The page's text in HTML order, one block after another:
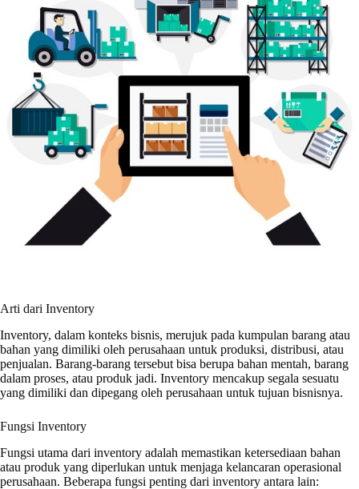
Arti dari Inventory
Inventory, dalam konteks bisnis, merujuk pada kumpulan barang atau
bahan yang dimiliki oleh perusahaan untuk produksi, distribusi, atau
penjualan. Barang-barang tersebut bisa berupa bahan mentah, barang
dalam proses, atau produk jadi. Inventory mencakup segala sesuatu
yang dimiliki dan dipegang oleh perusahaan untuk tujuan bisnisnya.
Fungsi Inventory
Fungsi utama dari inventory adalah memastikan ketersediaan bahan
atau produk yang diperlukan untuk menjaga kelancaran operasional
perusahaan. Beberapa fungsi penting dari inventory antara lain: